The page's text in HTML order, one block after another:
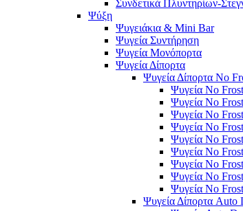
Συνδετικά Πλυντηρίων-
Ψύξη
Ψυγειάκια & Mini Bar
Ψυγεία Συντήρηση
Ψυγεία Μονόπορτα
Ψυγεία Δίπορτα
Ψυγεία Δίπορτα No
Ψυγεία No
Ψυγεία No
Ψυγεία No
Ψυγεία No
Ψυγεία No
Ψυγεία No
Ψυγεία No
Ψυγεία No
Ψυγεία No
Ψυγεία Δίπορτα Auto